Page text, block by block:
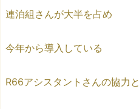
連泊組さんが大半を占め
今年から導入している
R66アシスタントさんの協力と